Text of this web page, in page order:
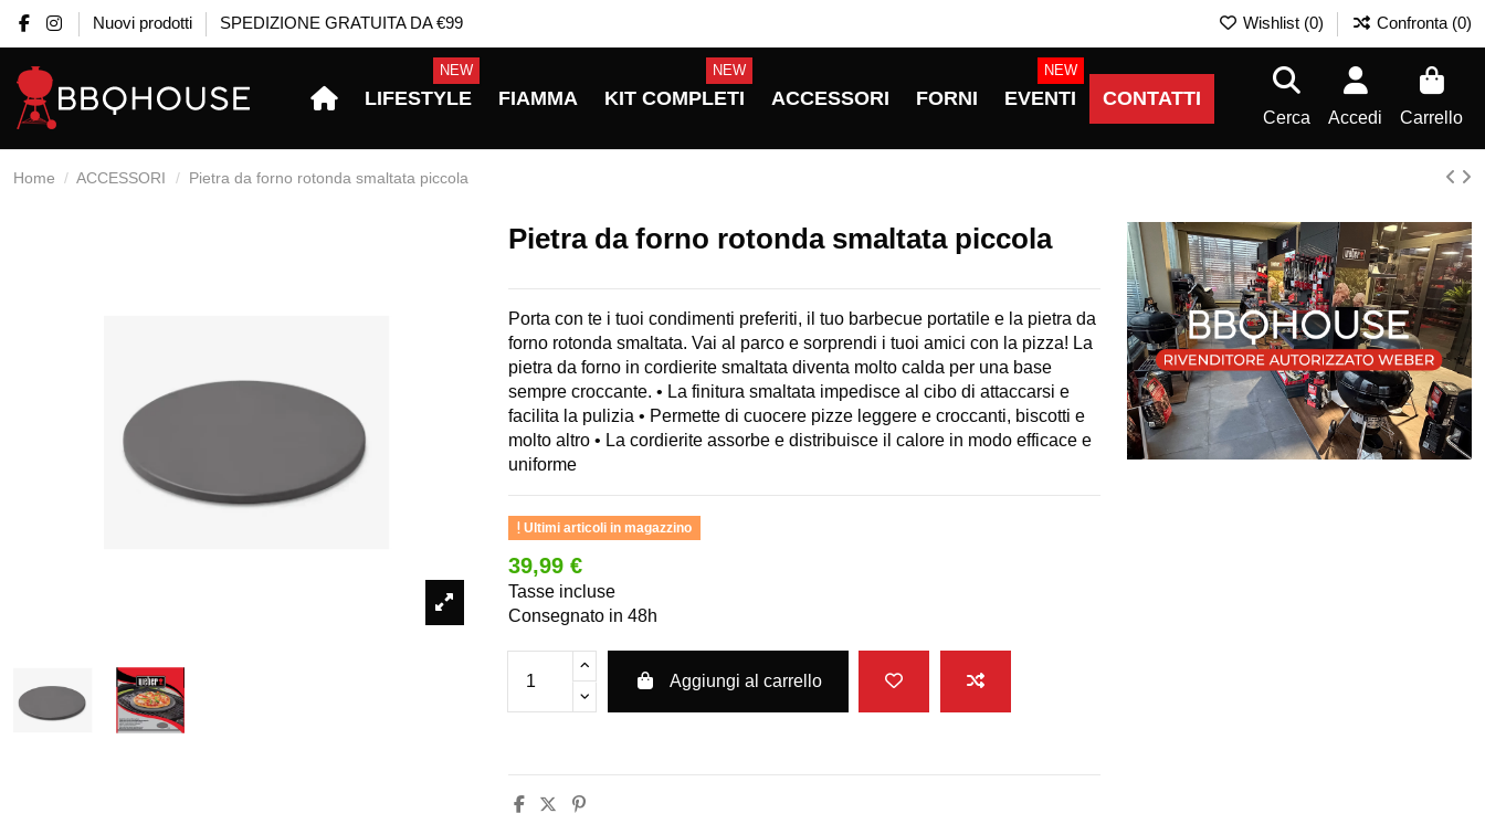
Nuovi prodotti SPEDIZIONE GRATUITA DA €99 Wishlist (0) Confronta (0)
LIFESTYLE
NEW
FIAMMA KIT COMPLETI
NEW
ACCESSORI FORNI EVENTI
NEW
CONTATTI
Cerca Accedi Carrello
Home ACCESSORI Pietra da forno rotonda smaltata piccola
Pietra da forno rotonda smaltata piccola
Porta con te i tuoi condimenti preferiti, il tuo barbecue portatile e la pietra da
forno rotonda smaltata. Vai al parco e sorprendi i tuoi amici con la pizza! La
pietra da forno in cordierite smaltata diventa molto calda per una base
sempre croccante. • La finitura smaltata impedisce al cibo di attaccarsi e
facilita la pulizia • Permette di cuocere pizze leggere e croccanti, biscotti e
molto altro • La cordierite assorbe e distribuisce il calore in modo efficace e
uniforme
Ultimi articoli in magazzino
39,99 €
Tasse incluse
Consegnato in 48h
Aggiungi al carrello